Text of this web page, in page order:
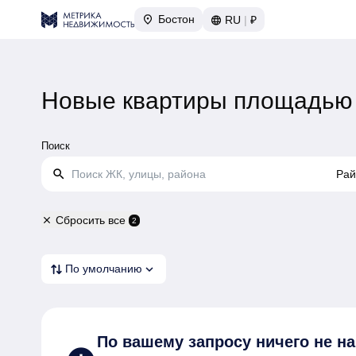
Бостон RU | ₽
Новые квартиры площадью
Поиск
search
close Сбросить все 2
По умолчанию expand_more
По вашему запросу ничего не